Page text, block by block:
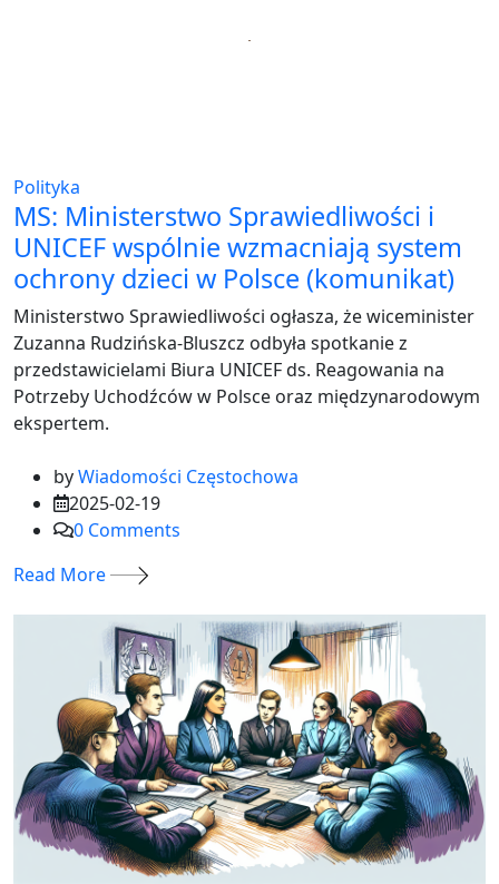
Polityka
MS: Ministerstwo Sprawiedliwości i
UNICEF wspólnie wzmacniają system
ochrony dzieci w Polsce (komunikat)
Ministerstwo Sprawiedliwości ogłasza, że wiceminister
Zuzanna Rudzińska-Bluszcz odbyła spotkanie z
przedstawicielami Biura UNICEF ds. Reagowania na
Potrzeby Uchodźców w Polsce oraz międzynarodowym
ekspertem.
byWiadomości Częstochowa
2025-02-19
0 Comments
Read More